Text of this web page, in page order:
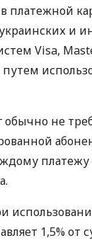
платежной
и
Visa,
не
платежу
1,5% от